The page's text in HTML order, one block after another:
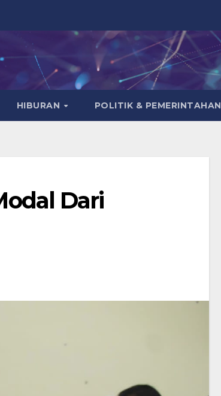
HIBURAN POLITIK & PEMERINTAHAN
Dari